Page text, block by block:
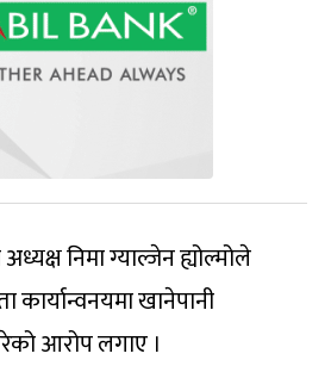
निमा ग्याल्जेन ह्योल्मोले
खानेपानी
आरोप लगाए ।